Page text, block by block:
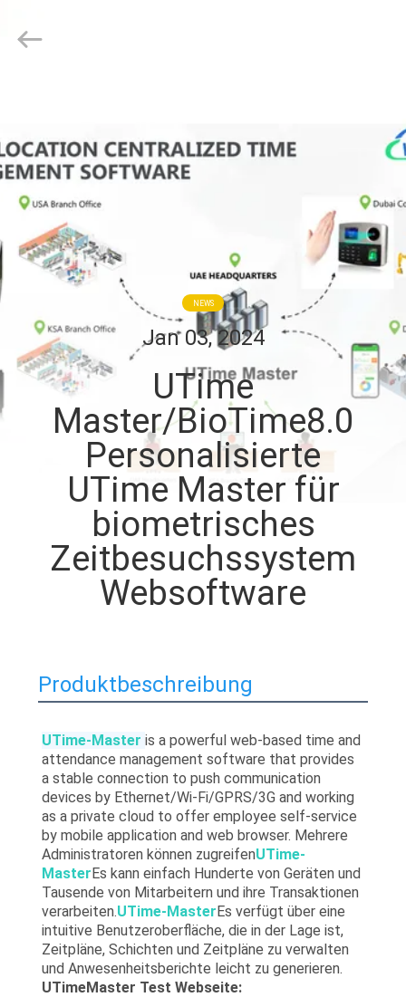
PRODUKTE
VIDEOS
ÜBER
UNS
WERKSBESICHTIGUNG
QUALITÄTSKONTROLLE
KONTAKT
SITEMAP
DATENSCHUTZ-
BESTIMMUNGEN
COMPANY
LIMITED.
NEWS
Jan 03, 2024
UTime
Master/BioTime8.0
Personalisierte
UTime Master für
biometrisches
Zeitbesuchssystem
Websoftware
Produktbeschreibung
UTime-Master is a powerful web-based time and
attendance management software that provides
a stable connection to push communication
devices by Ethernet/Wi-Fi/GPRS/3G and working
as a private cloud to offer employee self-service
by mobile application and web browser. Mehrere
Administratoren können zugreifenUTime-
MasterEs kann einfach Hunderte von Geräten und
Tausende von Mitarbeitern und ihre Transaktionen
verarbeiten.UTime-MasterEs verfügt über eine
intuitive Benutzeroberfläche, die in der Lage ist,
Zeitpläne, Schichten und Zeitpläne zu verwalten
und Anwesenheitsberichte leicht zu generieren.
UTimeMaster Test Webseite: